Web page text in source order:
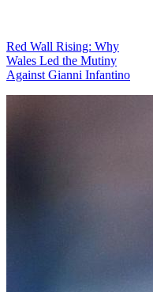
Red Wall Rising: Why
Wales Led the Mutiny
Against Gianni Infantino